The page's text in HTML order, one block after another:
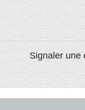
Signaler une